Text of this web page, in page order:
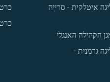
איטלקית - סרייה
הקהילה האנגלי
גרמנית -